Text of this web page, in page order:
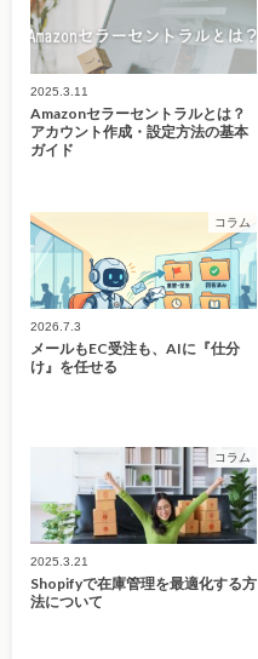
2025.3.11
Amazonセラーセントラルとは？
アカウント作成・設定方法の基本
ガイド
コラム
2026.7.3
メールもEC受注も、AIに『仕分
け』を任せる
コラム
2025.3.21
Shopifyで在庫管理を最適化する方
法について